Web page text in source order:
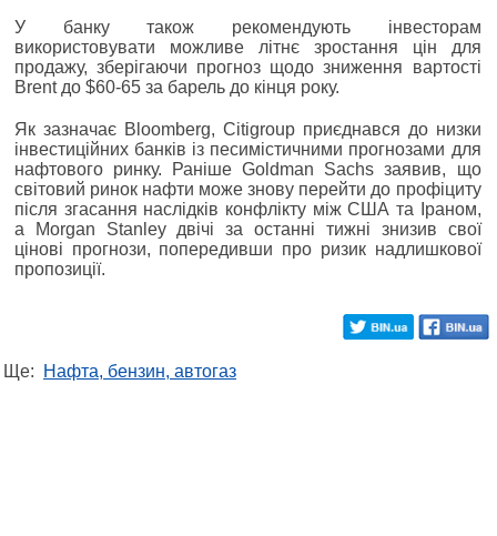
У банку також рекомендують інвесторам
використовувати можливе літнє зростання цін для
продажу, зберігаючи прогноз щодо зниження вартості
Brent до $60-65 за барель до кінця року.
Як зазначає Bloomberg, Citigroup приєднався до низки
інвестиційних банків із песимістичними прогнозами для
нафтового ринку. Раніше Goldman Sachs заявив, що
світовий ринок нафти може знову перейти до профіциту
після згасання наслідків конфлікту між США та Іраном,
а Morgan Stanley двічі за останні тижні знизив свої
цінові прогнози, попередивши про ризик надлишкової
пропозиції.
Ще: Нафта, бензин, автогаз